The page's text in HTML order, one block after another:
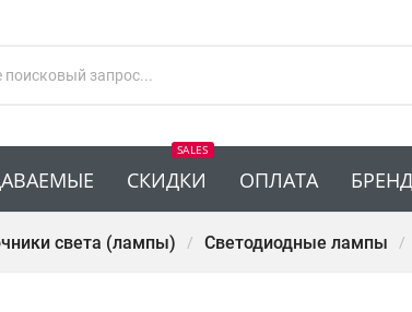
СКИДКИ
SALES
ОПЛАТА
света (лампы) Светодиодные лампы